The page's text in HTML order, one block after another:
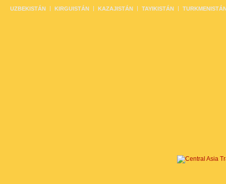
UZBEKISTÁN KIRGUISTÁN KAZAJISTÁN TAYIKISTÁN